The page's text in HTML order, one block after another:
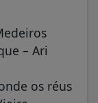
– Ari
os réus